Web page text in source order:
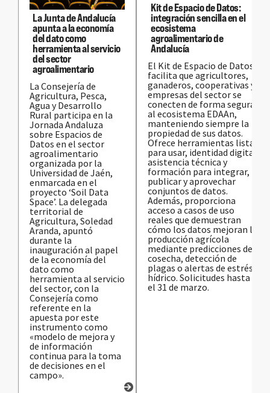
La Junta de Andalucía
apunta a la economía
del dato como
herramienta al servicio
del sector
agroalimentario
La Consejería de
Agricultura, Pesca,
Agua y Desarrollo
Rural participa en la
Jornada Andaluza
sobre Espacios de
Datos en el sector
agroalimentario
organizada por la
Universidad de Jaén,
enmarcada en el
proyecto ‘Soil Data
Space’. La delegada
territorial de
Agricultura, Soledad
Aranda, apuntó
durante la
inauguración al papel
de la economía del
dato como
herramienta al servicio
del sector, con la
Consejería como
referente en la
apuesta por este
instrumento como
«modelo de mejora y
de información
continua para la toma
de decisiones en el
campo».
Kit de Espacio de Datos:
integración sencilla en el
ecosistema
agroalimentario de
Andalucía
El Kit de Espacio de Datos
facilita que agricultores,
ganaderos, cooperativas y
empresas del sector se
conecten de forma segura
al ecosistema EDAAn,
manteniendo siempre la
propiedad de sus datos.
Ofrece herramientas listas
para usar, identidad digital,
asistencia técnica y
formación para integrar,
publicar y aprovechar
conjuntos de datos.
Además, proporciona
acceso a casos de uso
reales que demuestran
cómo los datos mejoran la
producción agrícola
mediante predicciones de
cosecha, detección de
plagas o alertas de estrés
hídrico. Solicitudes hasta
el 31 de marzo.